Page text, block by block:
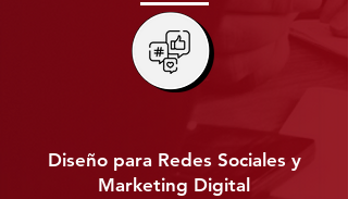
Diseño para Redes Sociales y
Marketing Digital